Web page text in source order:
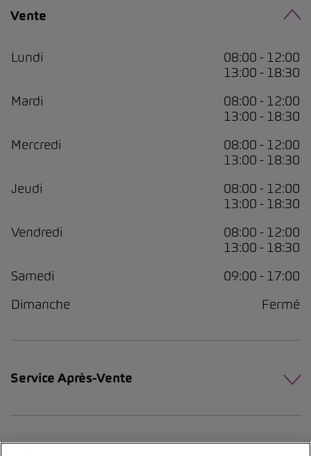
Vente
Lundi
08:00 - 12:00
13:00 - 18:30
Mardi
08:00 - 12:00
13:00 - 18:30
Mercredi
08:00 - 12:00
13:00 - 18:30
Jeudi
08:00 - 12:00
13:00 - 18:30
Vendredi
08:00 - 12:00
13:00 - 18:30
Samedi
09:00 - 17:00
Dimanche
Fermé
Service Après-Vente